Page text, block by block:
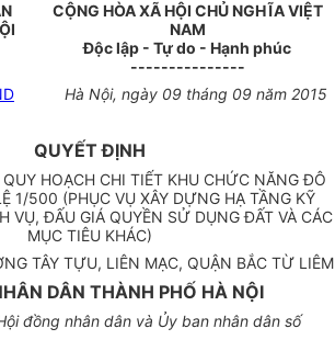
CỘNG HÒA XÃ HỘI CHỦ NGHĨA VIỆT
NAM
Độc lập - Tự do - Hạnh phúc
---------------
Hà Nội, ngày 09 tháng 09 năm 2015
QUYẾT ĐỊNH
QUY HOẠCH CHI TIẾT KHU CHỨC NĂNG ĐÔ
1/500 (PHỤC VỤ XÂY DỰNG HẠ TẦNG KỸ
VỤ, ĐẤU GIÁ QUYỀN SỬ DỤNG ĐẤT VÀ CÁC
MỤC TIÊU KHÁC)
TÂY TỰU, LIÊN MẠC, QUẬN BẮC TỪ LIÊM
DÂN THÀNH PHỐ HÀ NỘI
đồng nhân dân và Ủy ban nhân dân số